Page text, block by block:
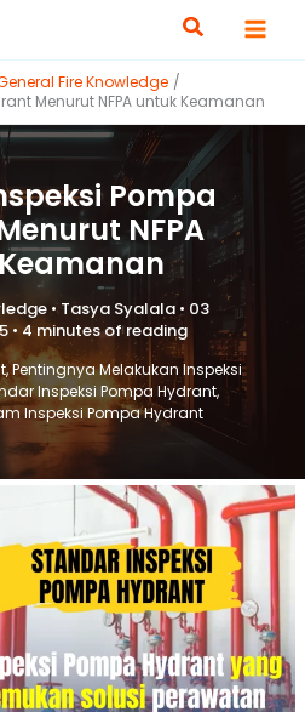
Fire Knowledge
Menurut NFPA untuk Keamanan
Pompa
NFPA
•Tasya Syalala • 03
• 4 minutes of reading
,Pentingnya Melakukan Inspeksi
Inspeksi Pompa Hydrant,
Inspeksi Pompa Hydrant